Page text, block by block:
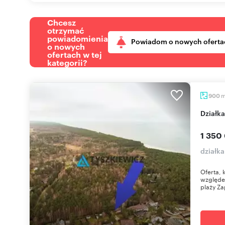
Chcesz
otrzymać
powiadomienia
o nowych
ofertach w tej
kategorii?
Powiadom o nowych
900
1 350
Oferta,
plaży